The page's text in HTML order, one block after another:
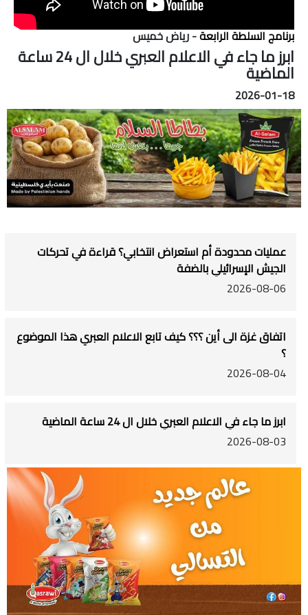
برنامج السلطة الرابعة- رياض خميس
ابرز ما جاء في الاعلام العبري خلال ال 24 ساعة
الماضية
2026-01-18
عمليات محدودة أم استعراض انتخابي؟ قراءة في تحركات
الجيش الإسرائيلي بالضفة
2026-08-06
اتفاق غزة الى أين ؟؟؟ كيف تابع الاعلام العبري هذا الموضوع
؟
2026-08-04
ابرز ما جاء في الاعلام العبري خلال ال 24 ساعة الماضية
2026-08-03